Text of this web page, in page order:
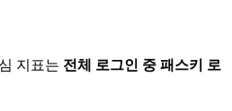
지표는 전체 로그인 중 패스키 로